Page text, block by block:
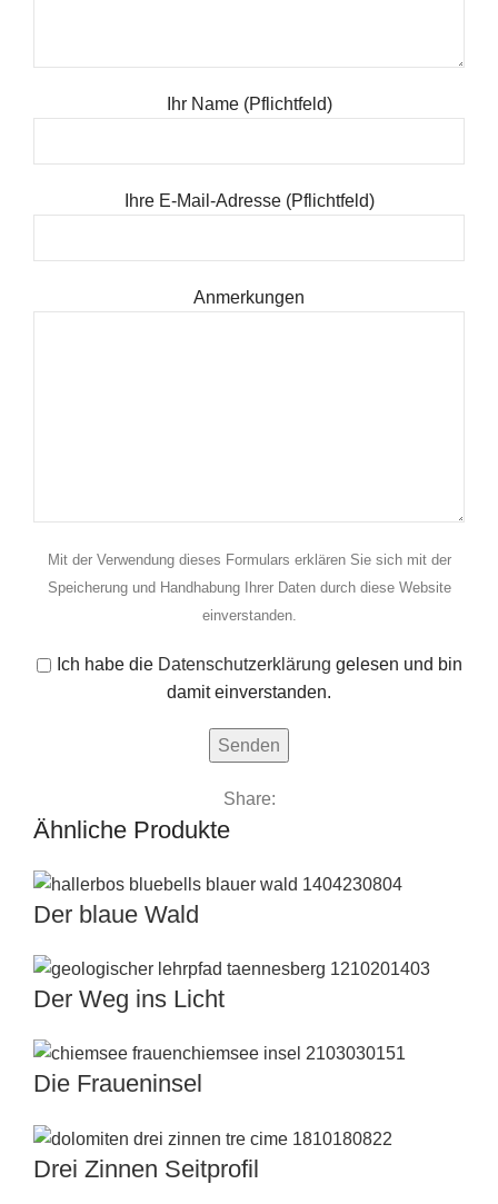
Ihr Name (Pflichtfeld)
Ihre E-Mail-Adresse (Pflichtfeld)
Anmerkungen
Mit der Verwendung dieses Formulars erklären Sie sich mit der
Speicherung und Handhabung Ihrer Daten durch diese Website
einverstanden.
Ich habe die Datenschutzerklärung gelesen und bin
damit einverstanden.
Share:
Ähnliche Produkte
Der blaue Wald
Der Weg ins Licht
Die Fraueninsel
Drei Zinnen Seitprofil